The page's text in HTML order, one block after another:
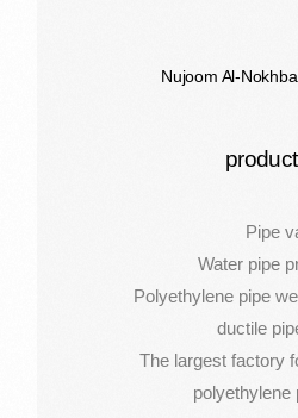
Nujoom Al-
Pipe
Water pipe
Polyethylene pipe
ductile
The largest factory
polyethylene